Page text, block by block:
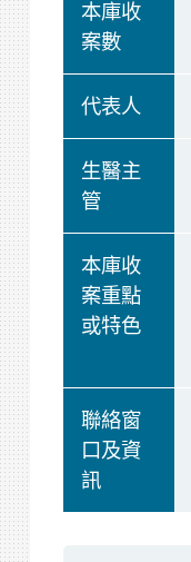
本庫收
案數
代表人
生醫主
管
本庫收
案重點
或特色
聯絡窗
口及資
訊